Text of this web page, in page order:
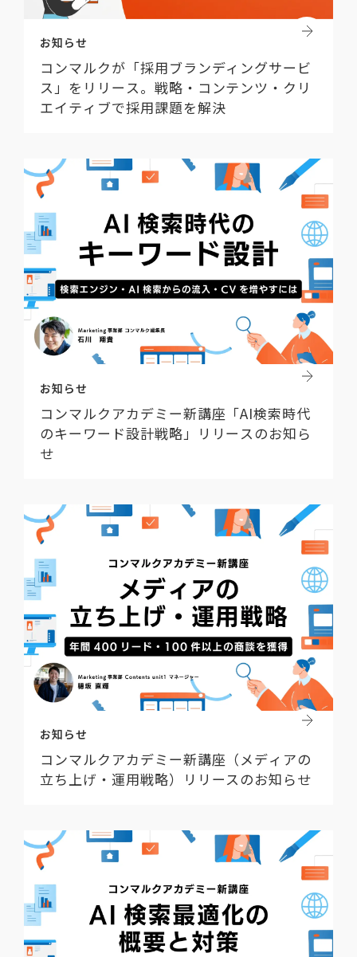
お知らせ
コンマルクが「採用ブランディングサービ
ス」をリリース。戦略・コンテンツ・クリ
エイティブで採用課題を解決
お知らせ
コンマルクアカデミー新講座「AI検索時代
のキーワード設計戦略」リリースのお知ら
せ
お知らせ
コンマルクアカデミー新講座（メディアの
立ち上げ・運用戦略）リリースのお知らせ